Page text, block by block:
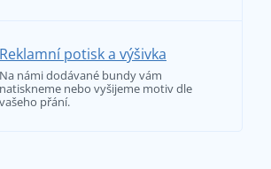
Reklamní potisk a výšivka
Na námi dodávané bundy vám
natiskneme nebo vyšijeme motiv dle
vašeho přání.